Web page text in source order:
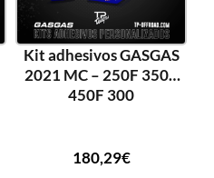
Kit adhesivos GASGAS
2021 MC – 250F 350F
450F 300
180,29€